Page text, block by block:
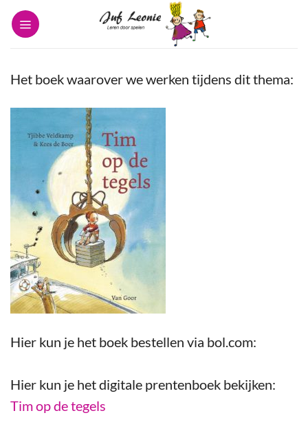
Ga
naar
Het boek waarover we werken tijdens dit thema:
Hier kun je het boek bestellen via bol.com:
Hier kun je het digitale prentenboek bekijken:
Tim op de tegels